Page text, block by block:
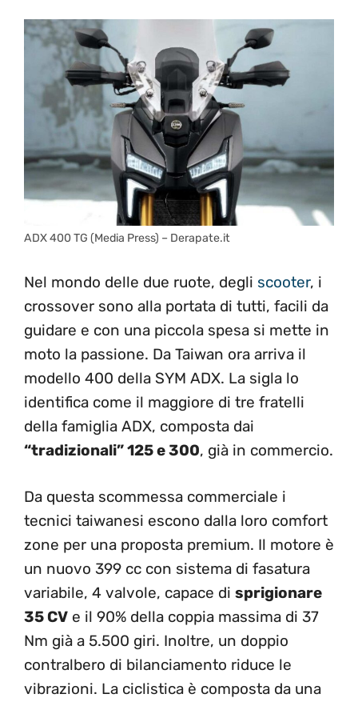
ADX 400 TG (Media Press) – Derapate.it
Nel mondo delle due ruote, degli scooter, i
crossover sono alla portata di tutti, facili da
guidare e con una piccola spesa si mette in
moto la passione. Da Taiwan ora arriva il
modello 400 della SYM ADX. La sigla lo
identifica come il maggiore di tre fratelli
della famiglia ADX, composta dai
“tradizionali” 125 e 300, già in commercio.
Da questa scommessa commerciale i
tecnici taiwanesi escono dalla loro comfort
zone per una proposta premium. Il motore è
un nuovo 399 cc con sistema di fasatura
variabile, 4 valvole, capace di sprigionare
35 CV e il 90% della coppia massima di 37
Nm già a 5.500 giri. Inoltre, un doppio
contralbero di bilanciamento riduce le
vibrazioni. La ciclistica è composta da una